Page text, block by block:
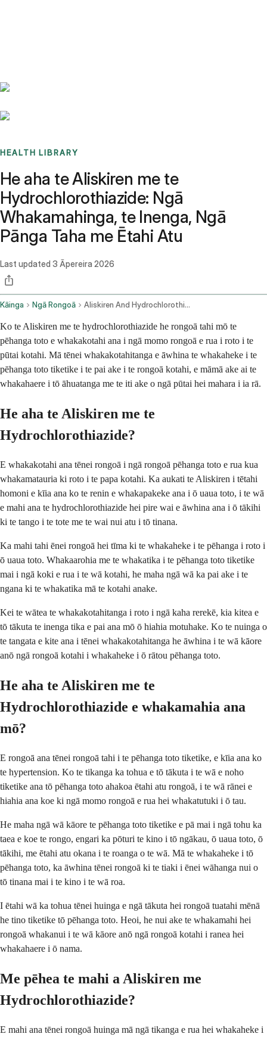
HEALTH LIBRARY
He aha te Aliskiren me te
Hydrochlorothiazide: Ngā
Whakamahinga, te Inenga, Ngā
Pānga Taha me Ētahi Atu
Last updated 3 Āpereira 2026
Kāinga Ngā Rongoā Aliskiren And Hydrochlorothiazide Oral Route
Ko te Aliskiren me te hydrochlorothiazide he rongoā tahi mō te
pēhanga toto e whakakotahi ana i ngā momo rongoā e rua i roto i te
pūtai kotahi. Mā tēnei whakakotahitanga e āwhina te whakaheke i te
pēhanga toto tiketike i te pai ake i te rongoā kotahi, e māmā ake ai te
whakahaere i tō āhuatanga me te iti ake o ngā pūtai hei mahara i ia rā.
He aha te Aliskiren me te
Hydrochlorothiazide?
E whakakotahi ana tēnei rongoā i ngā rongoā pēhanga toto e rua kua
whakamatauria ki roto i te papa kotahi. Ka aukati te Aliskiren i tētahi
homoni e kīia ana ko te renin e whakapakeke ana i ō uaua toto, i te wā
e mahi ana te hydrochlorothiazide hei pire wai e āwhina ana i ō tākihi
ki te tango i te tote me te wai nui atu i tō tinana.
Ka mahi tahi ēnei rongoā hei tīma ki te whakaheke i te pēhanga i roto i
ō uaua toto. Whakaarohia me te whakatika i te pēhanga toto tiketike
mai i ngā koki e rua i te wā kotahi, he maha ngā wā ka pai ake i te
ngana ki te whakatika mā te kotahi anake.
Kei te wātea te whakakotahitanga i roto i ngā kaha rerekē, kia kitea e
tō tākuta te inenga tika e pai ana mō ō hiahia motuhake. Ko te nuinga o
te tangata e kite ana i tēnei whakakotahitanga he āwhina i te wā kāore
anō ngā rongoā kotahi i whakaheke i ō rātou pēhanga toto.
He aha te Aliskiren me te
Hydrochlorothiazide e whakamahia ana
mō?
E rongoā ana tēnei rongoā tahi i te pēhanga toto tiketike, e kīia ana ko
te hypertension. Ko te tikanga ka tohua e tō tākuta i te wā e noho
tiketike ana tō pēhanga toto ahakoa ētahi atu rongoā, i te wā rānei e
hiahia ana koe ki ngā momo rongoā e rua hei whakatutuki i ō tau.
He maha ngā wā kāore te pēhanga toto tiketike e pā mai i ngā tohu ka
taea e koe te rongo, engari ka pōturi te kino i tō ngākau, ō uaua toto, ō
tākihi, me ētahi atu okana i te roanga o te wā. Mā te whakaheke i tō
pēhanga toto, ka āwhina tēnei rongoā ki te tiaki i ēnei wāhanga nui o
tō tinana mai i te kino i te wā roa.
I ētahi wā ka tohua tēnei huinga e ngā tākuta hei rongoā tuatahi mēnā
he tino tiketike tō pēhanga toto. Heoi, he nui ake te whakamahi hei
rongoā whakanui i te wā kāore anō ngā rongoā kotahi i ranea hei
whakahaere i ō nama.
Me pēhea te mahi a Aliskiren me
Hydrochlorothiazide?
E mahi ana tēnei rongoā huinga mā ngā tikanga e rua hei whakaheke i